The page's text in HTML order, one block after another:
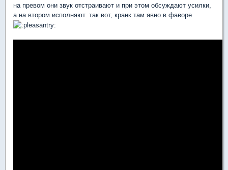
на превом они звук отстраивают и при этом обсуждают усилки,
а на втором исполняют. так вот, кранк там явно в фаворе